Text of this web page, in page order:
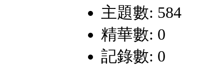
主題數: 584
精華數: 0
記錄數: 0